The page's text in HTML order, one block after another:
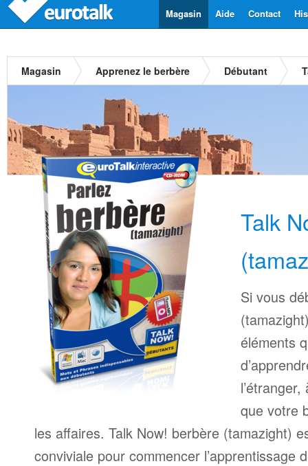
Contact
Aide
Magasin
Magasin Apprenez le berbère Débutant
Talk
Si vous
éléments
que votre
les affaires. Talk Now! berbère (tamazight)
conviviale pour commencer l’apprentissage